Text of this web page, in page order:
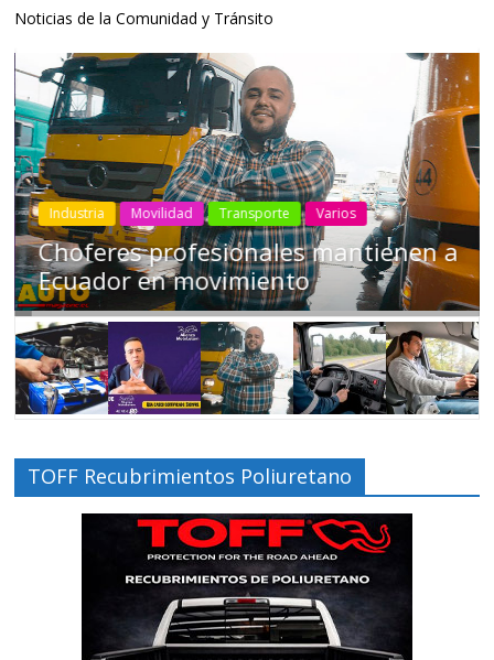
Noticias de la Comunidad y Tránsito
Industria Movilidad Transporte Varios
Choferes profesionales mantienen a
Ecuador en movimiento
TOFF Recubrimientos Poliuretano